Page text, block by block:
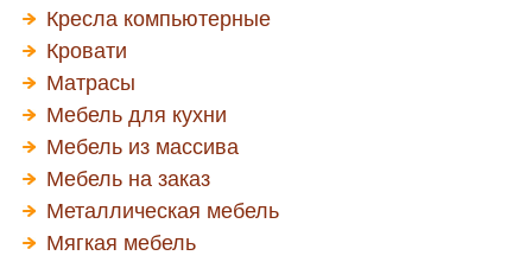
Кресла компьютерные
Кровати
Матрасы
Мебель для кухни
Мебель из массива
Мебель на заказ
Металлическая мебель
Мягкая мебель